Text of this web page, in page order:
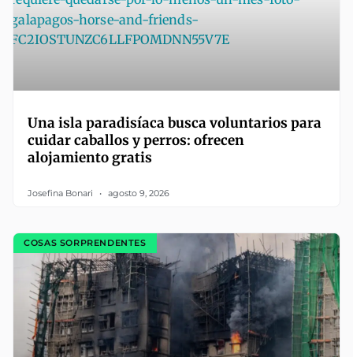
Una isla paradisíaca busca voluntarios para
cuidar caballos y perros: ofrecen
alojamiento gratis
Josefina Bonari agosto 9, 2026
COSAS SORPRENDENTES